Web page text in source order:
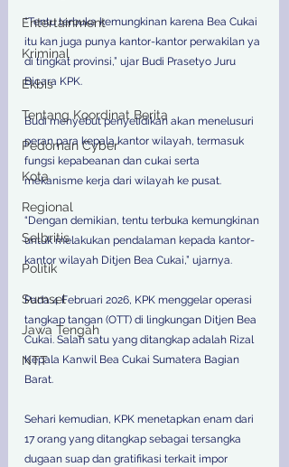
Entertainment
Kriminal
Ekbis
Tentang Koordinat Berita
Pedoman Cyber
Kota
Regional
Selbritis
Politik
Sumsel
Jawa Tengah
NTT
“Tentu terbuka kemungkinan karena Bea Cukai
itu kan juga punya kantor-kantor perwakilan ya
di tingkat provinsi,” ujar Budi Prasetyo Juru
Bicara KPK.
Budi menyebut penyelidikan akan menelusuri
peran para kepala kantor wilayah, termasuk
fungsi kepabeanan dan cukai serta
mekanisme kerja dari wilayah ke pusat.
“Dengan demikian, tentu terbuka kemungkinan
untuk melakukan pendalaman kepada kantor-
kantor wilayah Ditjen Bea Cukai,” ujarnya.
Pada 4 Februari 2026, KPK menggelar operasi
tangkap tangan (OTT) di lingkungan Ditjen Bea
Cukai. Salah satu yang ditangkap adalah Rizal
Kepala Kanwil Bea Cukai Sumatera Bagian
Barat.
Sehari kemudian, KPK menetapkan enam dari
17 orang yang ditangkap sebagai tersangka
dugaan suap dan gratifikasi terkait impor